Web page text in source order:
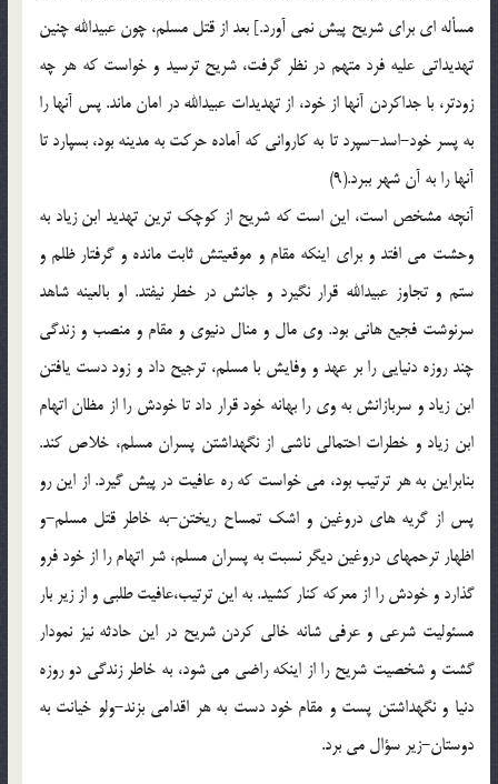
مسأله ای برای شریح پیش نمی آورد.] بعد از قتل مسلم، چون عبیدالله چنین
تهدیداتی علیه فرد متهم در نظر گرفت، شریح ترسید و خواست که هر چه
زودتر، با جداکردن آنها از خود، از تهدیدات عبیدالله در امان ماند. پس آنها را
به پسر خود-اسد-سپرد تا به کاروانی که آماده حرکت به مدینه بود، بسپارد تا
آنها را به آن شهر ببرد.(9)
آنچه مشخص است، این است که شریح از کوچک ترین تهدید ابن زیاد به
وحشت می افتد و برای اینکه مقام و موقعیتش ثابت مانده و گرفتار ظلم و
ستم و تجاوز عبیدالله قرار نگیرد و جانش در خطر نیفتد. او بالعینه شاهد
سرنوشت فجیع هانی بود. وی مال و منال دنیوی و مقام و منصب و زندگی
چند روزه دنیایی را بر عهد و وفایش با مسلم، ترجیح داد و زود دست یافتن
ابن زیاد و سربازانش به وی را بهانه خود قرار داد تا خودش را از مظان اتهام
ابن زیاد و خطرات احتمالی ناشی از نگهداشتن پسران مسلم، خلاص کند.
بنابراین به هر ترتیب بود، می خواست که ره عافیت در پیش گیرد. از این رو
پس از گریه های دروغین و اشک تمساح ریختن-به خاطر قتل مسلم-و
اظهار ترحمهای دروغین دیگر نسبت به پسران مسلم، شر اتهام را از خود فرو
گذارد و خودش را از معرکه کنار کشید. به این ترتیب،عافیت طلبی و از زیر بار
مسئولیت شرعی و عرفی شانه خالی کردن شریح در این حادثه نیز نمودار
گشت و شخصیت شریح را از اینکه راضی می شود، به خاطر زندگی دو روزه
دنیا و نگهداشتن پست و مقام خود دست به هر اقدامی بزند-ولو خیانت به
دوستان-زیر سؤال می برد.